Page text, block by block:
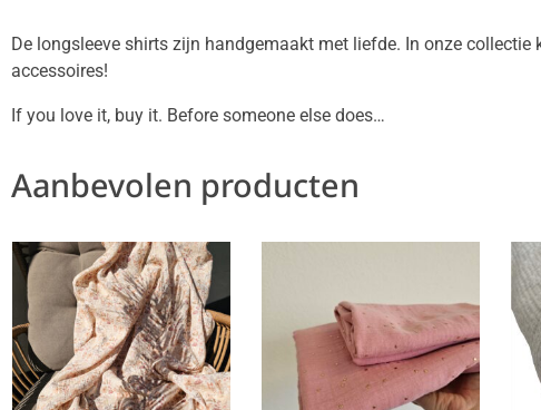
De longsleeve shirts zijn handgemaakt met liefde. In onze
accessoires!
If you love it, buy it. Before someone else does…
Aanbevolen producten